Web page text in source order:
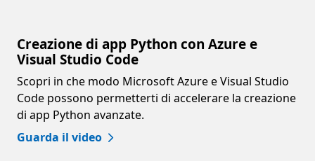
Creazione di app Python con Azure e
Visual Studio Code
Scopri in che modo Microsoft Azure e Visual Studio
Code possono permetterti di accelerare la creazione
di app Python avanzate.
Guarda il video